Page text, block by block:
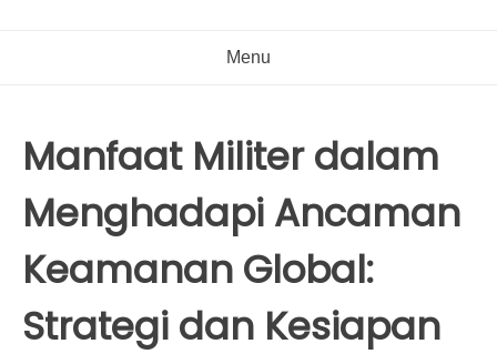
Menu
Manfaat Militer dalam
Menghadapi Ancaman
Keamanan Global:
Strategi dan Kesiapan